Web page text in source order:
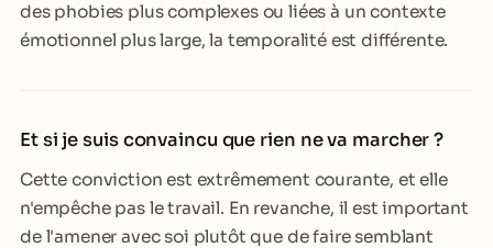
des phobies plus complexes ou liées à un contexte
émotionnel plus large, la temporalité est différente.
Et si je suis convaincu que rien ne va marcher ?
Cette conviction est extrêmement courante, et elle
n'empêche pas le travail. En revanche, il est important
de l'amener avec soi plutôt que de faire semblant